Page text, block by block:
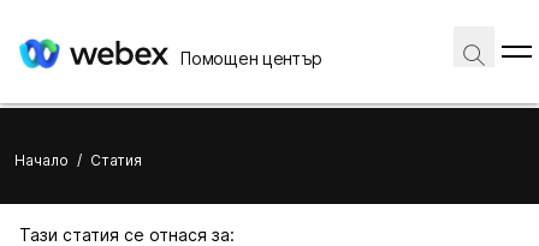
Помощен център
Начало / Статия
Тази статия се отнася за: